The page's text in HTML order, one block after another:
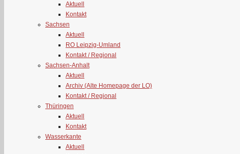
Aktuell
Kontakt
Sachsen
Aktuell
RO Leipzig-Umland
Kontakt / Regional
Sachsen-Anhalt
Aktuell
Archiv (Alte Homepage der LO)
Kontakt / Regional
Thüringen
Aktuell
Kontakt
Wasserkante
Aktuell